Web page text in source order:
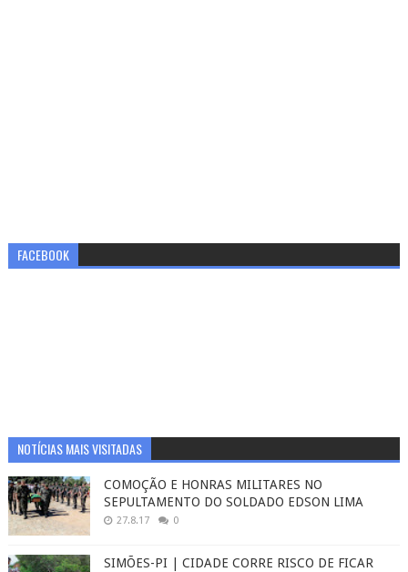
FACEBOOK
NOTÍCIAS MAIS VISITADAS
COMOÇÃO E HONRAS MILITARES NO
SEPULTAMENTO DO SOLDADO EDSON LIMA
27.8.17 0
SIMÕES-PI | CIDADE CORRE RISCO DE FICAR